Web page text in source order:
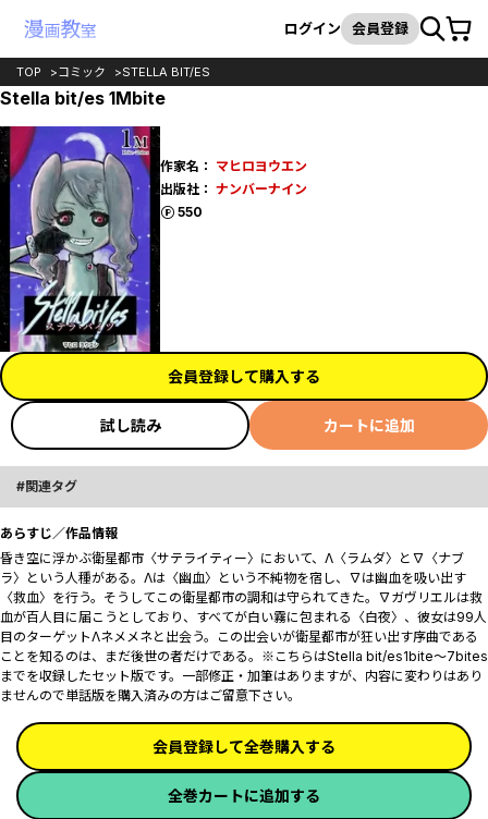
検索
ログイン 会員登録カート
TOP コミック STELLA BIT/ES
Stella bit/es 1Mbite
作家名： マヒロヨウエン
出版社： ナンバーナイン
550
ポイント
会員登録して購入する
試し読み カートに追加
関連タグ
あらすじ／作品情報
昏き空に浮かぶ衛星都市〈サテライティー〉において、Λ〈ラムダ〉と∇〈ナブ
ラ〉という人種がある。Λは〈幽血〉という不純物を宿し、∇は幽血を吸い出す
〈救血〉を行う。そうしてこの衛星都市の調和は守られてきた。∇ガヴリエルは救
血が百人目に届こうとしており、すべてが白い霧に包まれる〈白夜〉、彼女は99人
目のターゲットΛネメメネと出会う。この出会いが衛星都市が狂い出す序曲である
ことを知るのは、まだ後世の者だけである。※こちらはStella bit/es1bite～7bites
までを収録したセット版です。一部修正・加筆はありますが、内容に変わりはあり
ませんので単話版を購入済みの方はご留意下さい。
会員登録して全巻購入する
全巻カートに追加する